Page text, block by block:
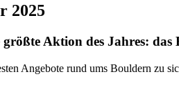
2025
Aktion des Jahres: das
Angebote rund ums Bouldern zu